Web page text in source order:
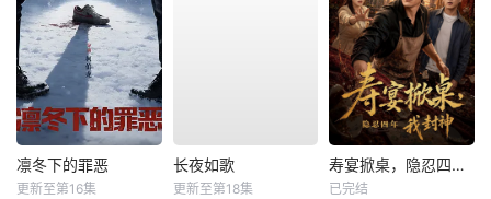
凛冬下的罪恶
更新至第16集
长夜如歌
更新至第18集
寿宴掀桌，隐忍四年我封神
已完结